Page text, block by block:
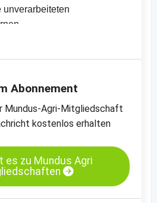
und Rapsschrot- sowie
Meinungen des
und Import- und
LP - Hamburg
- Neuss
Abonnement
Mundus-Agri-Mitgliedschaft
kostenlos erhalten
es zu Mundus Agri